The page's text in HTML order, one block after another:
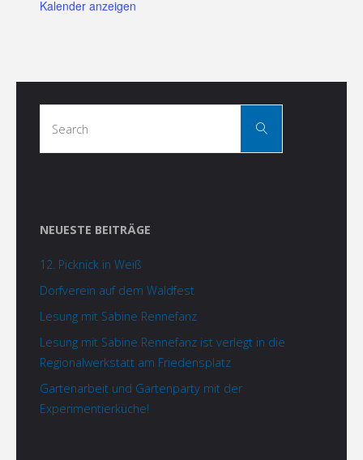
Kalender anzeigen
Search
NEUESTE BEITRÄGE
12. Picknick in Weiß
Dorfverein auf dem Waldfest
Lesung mit Sabine Rennefanz
Lesung mit Sabine Rennefanz ist verlegt in die
Regionalwerkstatt am Friedensplatz
Gartenarbeit und Gartenparty mit der
Experimentierküche!